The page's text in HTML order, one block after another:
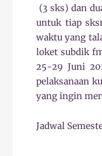
(3 sks) dan
untuk tiap
waktu yang
loket subdik
25-29 Juni
pelaksanaan
yang ingin
Jadwal